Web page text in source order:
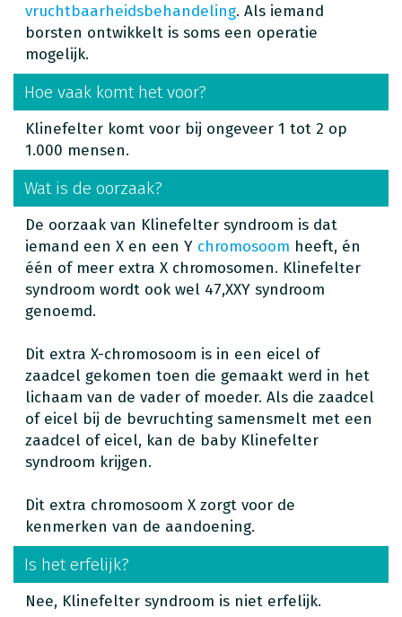
vruchtbaarheidsbehandeling. Als iemand
borsten ontwikkelt is soms een operatie
mogelijk.
Hoe vaak komt het voor?
Klinefelter komt voor bij ongeveer 1 tot 2 op
1.000 mensen.
Wat is de oorzaak?
De oorzaak van Klinefelter syndroom is dat
iemand een X en een Y chromosoom heeft, én
één of meer extra X chromosomen. Klinefelter
syndroom wordt ook wel 47,XXY syndroom
genoemd.
Dit extra X-chromosoom is in een eicel of
zaadcel gekomen toen die gemaakt werd in het
lichaam van de vader of moeder. Als die zaadcel
of eicel bij de bevruchting samensmelt met een
zaadcel of eicel, kan de baby Klinefelter
syndroom krijgen.
Dit extra chromosoom X zorgt voor de
kenmerken van de aandoening.
Is het erfelijk?
Nee, Klinefelter syndroom is niet erfelijk.